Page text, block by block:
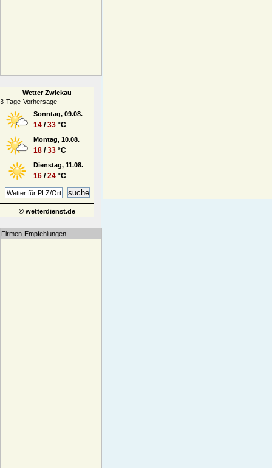
Wetter Zwickau
3-Tage-Vorhersage
Sonntag, 09.08.
14 /33 °C
Montag, 10.08.
18 /33 °C
Dienstag, 11.08.
16 /24 °C
© wetterdienst.de
Firmen-Empfehlungen